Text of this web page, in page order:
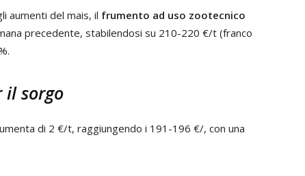
aumenti del mais, il frumento ad uso zootecnico
precedente, stabilendosi su 210-220 €/t (franco
il sorgo
di 2 €/t, raggiungendo i 191-196 €/, con una